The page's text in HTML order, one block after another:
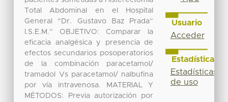
Total Abdominal en el Hospital
General “Dr. Gustavo Baz Prada”
I.S.E.M.” OBJETIVO: Comparar la
eficacia analgésica y presencia de
efectos secundarios posoperatorios
de la combinación paracetamol/
tramadol Vs paracetamol/ nalbufina
por vía intravenosa. MATERIAL Y
MÉTODOS: Previa autorización por
Usuario
Acceder
Estadísticas
Estadísticas
de uso